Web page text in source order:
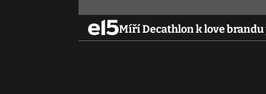
Míří Decathlon k love